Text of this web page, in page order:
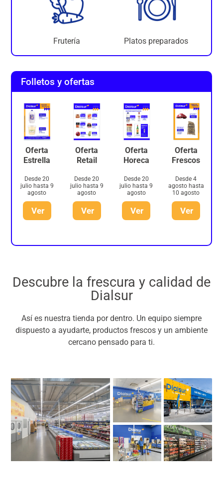
Frutería Platos preparados
Folletos y ofertas
Oferta
Estrella
Desde 20
julio hasta 9
agosto
Ver
Oferta
Retail
Desde 20
julio hasta 9
agosto
Ver
Oferta
Horeca
Desde 20
julio hasta 9
agosto
Ver
Oferta
Frescos
Desde 4
agosto hasta
10 agosto
Ver
Descubre la frescura y calidad de
Dialsur
Así es nuestra tienda por dentro. Un equipo siempre
dispuesto a ayudarte, productos frescos y un ambiente
cercano pensado para ti.